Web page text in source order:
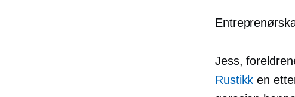
Jess,
Rustikk en